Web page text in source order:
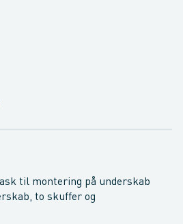
til montering på underskab
to skuffer og